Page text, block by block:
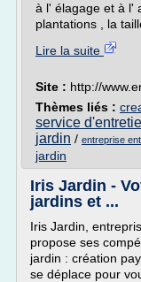
à l' élagage et à l'
plantations , la
Lire la suite
Site : http://
Thèmes liés :
service
jardin / entreprise
jardin
Iris Jardin -
jardins et ...
Iris Jardin,
propose ses
jardin : création
se déplace pour